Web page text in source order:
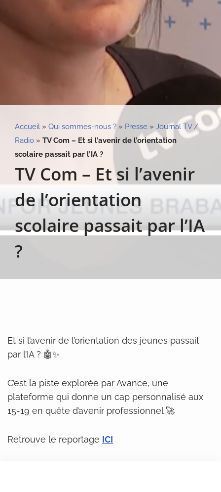
Accueil » Qui sommes-nous ?» Presse » Journal TV /
Radio » TV Com – Et si l’avenir de l’orientation
scolaire passait par l’IA ?
TV Com – Et si l’avenir
de l’orientation
scolaire passait par l’IA
?
Et si l’avenir de l’orientation des jeunes passait
par l’IA ? 🤖✨
C’est la piste explorée par Avance, une
plateforme qui donne un cap personnalisé aux
15-19 en quête d’avenir professionnel 🚀
Retrouve le reportage ICI